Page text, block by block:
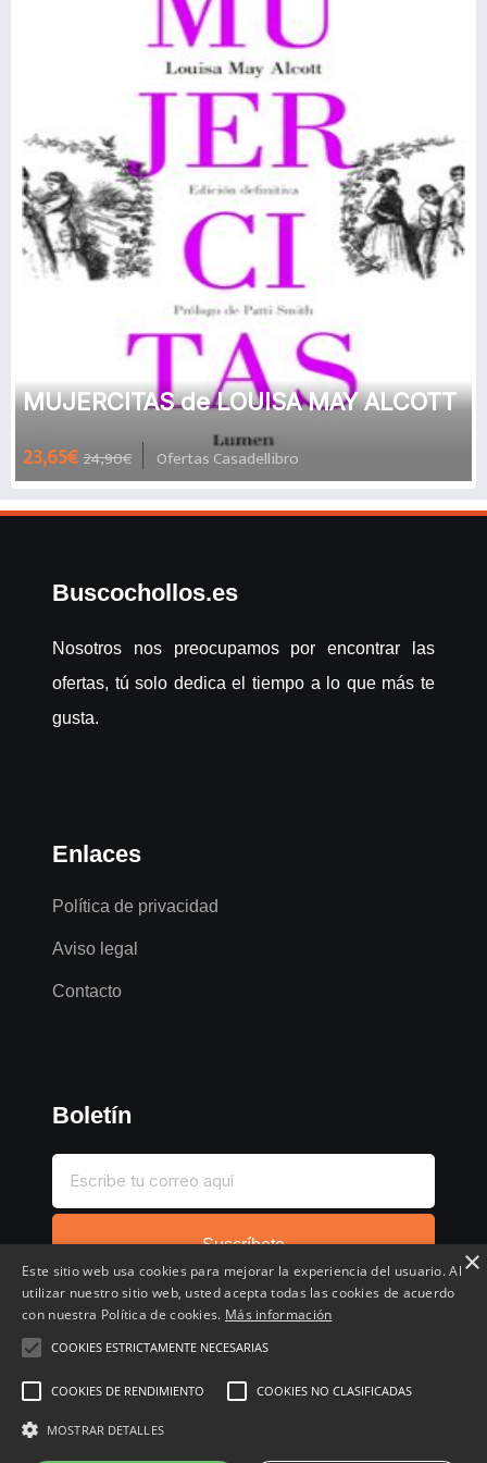
MUJERCITAS de LOUISA MAY ALCOTT
23,65€ 24,90€ Ofertas Casadellibro
Buscochollos.es
Nosotros nos preocupamos por encontrar las
ofertas, tú solo dedica el tiempo a lo que más te
gusta.
Enlaces
Política de privacidad
Aviso legal
Contacto
Boletín
Suscríbete
Inicio Compartir chollo Destacados
Cronológico
×
Este sitio web usa cookies para mejorar la experiencia del usuario. Al
utilizar nuestro sitio web, usted acepta todas las cookies de acuerdo
con nuestra Política de cookies. Más información
COOKIES ESTRICTAMENTE NECESARIAS
COOKIES DE RENDIMIENTO COOKIES NO CLASIFICADAS
MOSTRAR DETALLES